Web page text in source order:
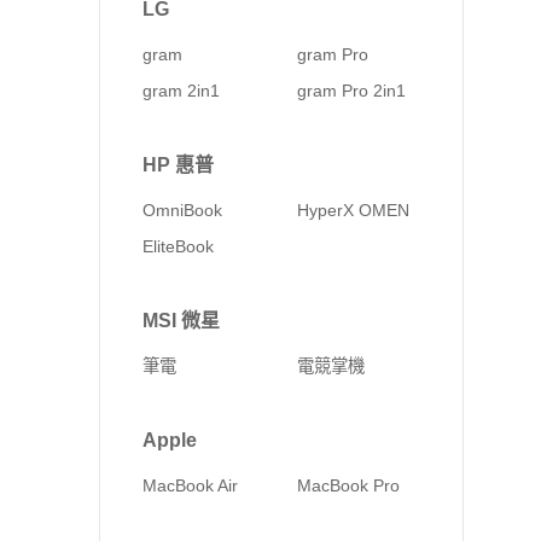
LG
gram
gram Pro
gram 2in1
gram Pro 2in1
HP 惠普
OmniBook
HyperX OMEN
EliteBook
MSI 微星
筆電 電競掌機
Apple
MacBook Air MacBook Pro